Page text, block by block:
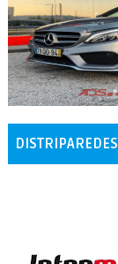
DISTRIPAREDES